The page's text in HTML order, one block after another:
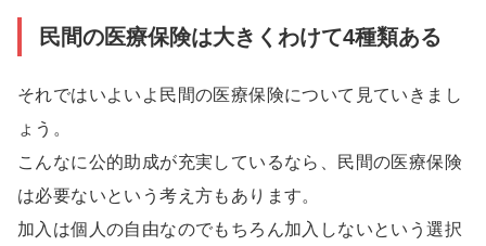
民間の医療保険は大きくわけて4種類ある
それではいよいよ民間の医療保険について見ていきまし
ょう。
こんなに公的助成が充実しているなら、民間の医療保険
は必要ないという考え方もあります。
加入は個人の自由なのでもちろん加入しないという選択